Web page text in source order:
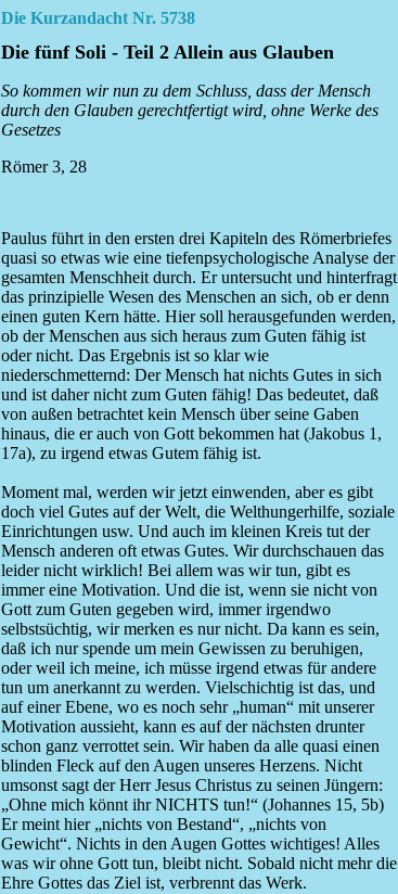
Die Kurzandacht Nr. 5738
Die fünf Soli - Teil 2 Allein aus Glauben
So kommen wir nun zu dem Schluss, dass der Mensch
durch den Glauben gerechtfertigt wird, ohne Werke des
Gesetzes
Römer 3, 28
Paulus führt in den ersten drei Kapiteln des Römerbriefes
quasi so etwas wie eine tiefenpsychologische Analyse der
gesamten Menschheit durch. Er untersucht und hinterfragt
das prinzipielle Wesen des Menschen an sich, ob er denn
einen guten Kern hätte. Hier soll herausgefunden werden,
ob der Menschen aus sich heraus zum Guten fähig ist
oder nicht. Das Ergebnis ist so klar wie
niederschmetternd: Der Mensch hat nichts Gutes in sich
und ist daher nicht zum Guten fähig! Das bedeutet, daß
von außen betrachtet kein Mensch über seine Gaben
hinaus, die er auch von Gott bekommen hat (Jakobus 1,
17a), zu irgend etwas Gutem fähig ist.
Moment mal, werden wir jetzt einwenden, aber es gibt
doch viel Gutes auf der Welt, die Welthungerhilfe, soziale
Einrichtungen usw. Und auch im kleinen Kreis tut der
Mensch anderen oft etwas Gutes. Wir durchschauen das
leider nicht wirklich! Bei allem was wir tun, gibt es
immer eine Motivation. Und die ist, wenn sie nicht von
Gott zum Guten gegeben wird, immer irgendwo
selbstsüchtig, wir merken es nur nicht. Da kann es sein,
daß ich nur spende um mein Gewissen zu beruhigen,
oder weil ich meine, ich müsse irgend etwas für andere
tun um anerkannt zu werden. Vielschichtig ist das, und
auf einer Ebene, wo es noch sehr „human“ mit unserer
Motivation aussieht, kann es auf der nächsten drunter
schon ganz verrottet sein. Wir haben da alle quasi einen
blinden Fleck auf den Augen unseres Herzens. Nicht
umsonst sagt der Herr Jesus Christus zu seinen Jüngern:
„Ohne mich könnt ihr NICHTS tun!“ (Johannes 15, 5b)
Er meint hier „nichts von Bestand“, „nichts von
Gewicht“. Nichts in den Augen Gottes wichtiges! Alles
was wir ohne Gott tun, bleibt nicht. Sobald nicht mehr die
Ehre Gottes das Ziel ist, verbrennt das Werk.